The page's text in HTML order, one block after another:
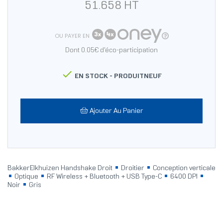
51.658 HT
OU PAYER EN
Dont 0.05€ d'éco-participation
 EN STOCK - PRODUITNEUF
Ajouter Au Panier
BakkerElkhuizen Handshake Droit Droitier
Conception verticale
Optique
RF Wireless + Bluetooth + USB Type-C
6400 DPI
Noir
Gris